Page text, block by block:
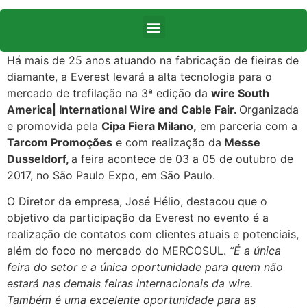
Há mais de 25 anos atuando na fabricação de fieiras de
diamante, a Everest levará a alta tecnologia para o
mercado de trefilação na 3ª edição da wire South
America| International Wire and Cable Fair. Organizada
e promovida pela Cipa Fiera Milano, em parceria com a
Tarcom Promoções e com realização da Messe
Dusseldorf, a feira acontece de 03 a 05 de outubro de
2017, no São Paulo Expo, em São Paulo.
O Diretor da empresa, José Hélio, destacou que o
objetivo da participação da Everest no evento é a
realização de contatos com clientes atuais e potenciais,
além do foco no mercado do MERCOSUL. “É a única
feira do setor e a única oportunidade para quem não
estará nas demais feiras internacionais da wire.
Também é uma excelente oportunidade para as